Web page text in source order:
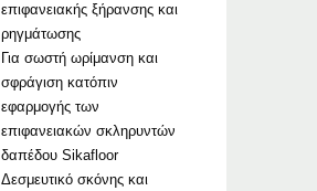
επιφανειακής ξήρανσης και
ρηγμάτωσης
Για σωστή ωρίμανση και
σφράγιση κατόπιν
εφαρμογής των
επιφανειακών σκληρυντών
δαπέδου Sikafloor
Δεσμευτικό σκόνης και